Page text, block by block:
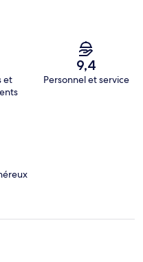
et
9,4
Personnel et service